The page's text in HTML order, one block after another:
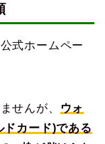
式ホームペー
せんが、
ウォ
ドカード)である